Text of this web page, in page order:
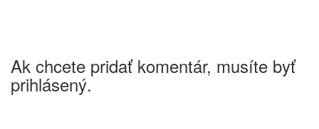
Ak chcete pridať komentár, musíte byť
prihlásený.